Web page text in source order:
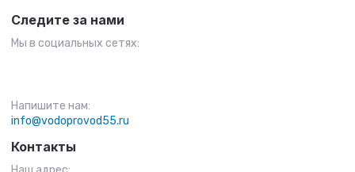
Следите за нами
Мы в социальных сетях:
Напишите нам:
info@vodoprovod55.ru
Контакты